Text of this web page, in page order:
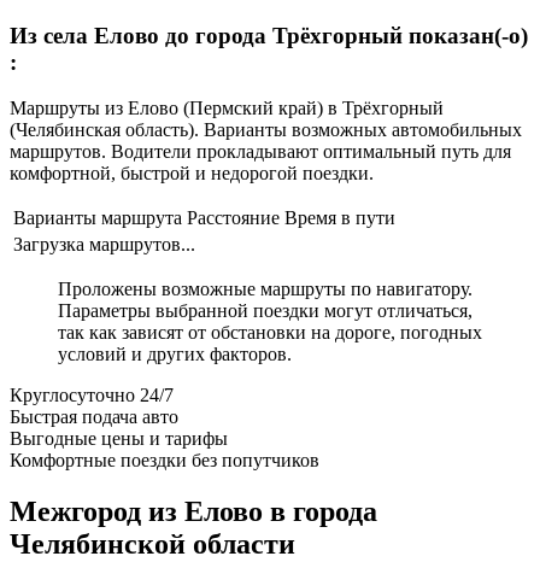
Из села Елово до города Трёхгорный показан(-о)
:
Маршруты из Елово (Пермский край) в Трёхгорный
(Челябинская область). Варианты возможных автомобильных
маршрутов. Водители прокладывают оптимальный путь для
комфортной, быстрой и недорогой поездки.
Варианты маршрута Расстояние Время в пути
Загрузка маршрутов...
Проложены возможные маршруты по навигатору.
Параметры выбранной поездки могут отличаться,
так как зависят от обстановки на дороге, погодных
условий и других факторов.
Круглосуточно 24/7
Быстрая подача авто
Выгодные цены и тарифы
Комфортные поездки без попутчиков
Межгород из Елово в города
Челябинской области